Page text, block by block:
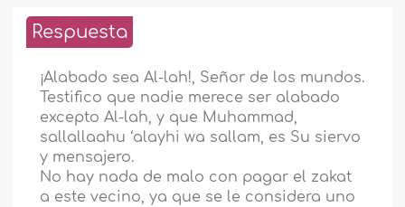
Respuesta
¡Alabado sea Al-lah!, Señor de los mundos.
Testifico que nadie merece ser alabado
excepto Al-lah, y que Muhammad,
sallallaahu ‘alayhi wa sallam, es Su siervo
y mensajero.
No hay nada de malo con pagar el zakat
a este vecino, ya que se le considera uno